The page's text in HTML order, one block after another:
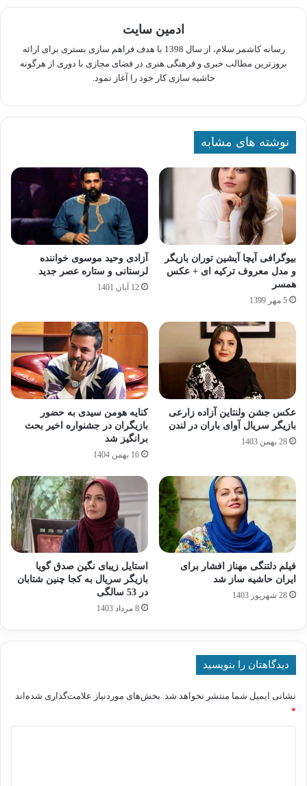
ادمین سایت
رسانه کاشمر سلام، از سال 1398 با هدف فراهم سازی بستری برای ارائه
بروزترین مطالب خبری و فرهنگی هنری در فضای مجازی با دوری از هرگونه
حاشیه سازی کار خود را آغاز نمود.
نوشته های مشابه
بیوگرافی آیچا آیشین توران بازیگر
و مدل معروف ترکیه ای + عکس
همسر
5 مهر 1399
آزادی وحید موسوی خواننده
لرستانی و ستاره عصر جدید
12 آبان 1401
عکس جشن ولنتاین آزاده زارعی
بازیگر سریال آوای باران در لندن
28 بهمن 1403
کنایه هومن سیدی به حضور
بازیگران در جشنواره اخیر بحث
برانگیز شد
16 بهمن 1404
فیلم دلتنگی مهناز افشار برای
ایران حاشیه ساز شد
28 شهریور 1403
استایل زیبای نگین صدق‌ گویا
بازیگر سریال به کجا چنین شتابان
در 53 سالگی
8 مرداد 1403
دیدگاهتان را بنویسید
نشانی ایمیل شما منتشر نخواهد شد. بخش‌های موردنیاز علامت‌گذاری شده‌اند
*